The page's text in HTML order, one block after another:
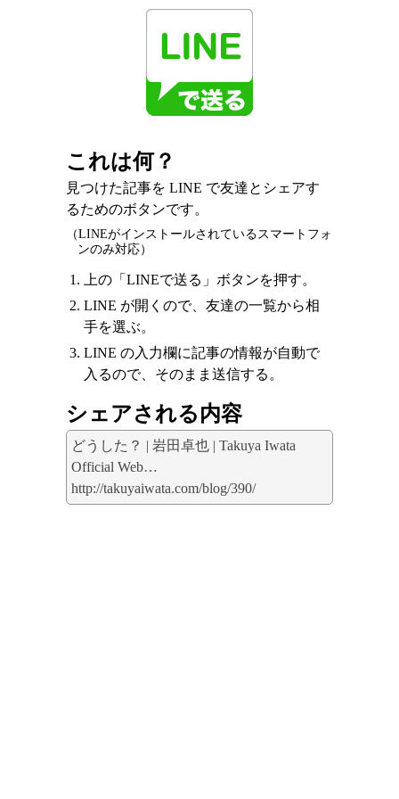
これは何？
見つけた記事を LINE で友達とシェアす
るためのボタンです。
（LINEがインストールされているスマートフォ
ンのみ対応）
上の「LINEで送る」ボタンを押す。
LINE が開くので、友達の一覧から相
手を選ぶ。
LINE の入力欄に記事の情報が自動で
入るので、そのまま送信する。
シェアされる内容
どうした？ | 岩田卓也 | Takuya Iwata
Official Web…
http://takuyaiwata.com/blog/390/